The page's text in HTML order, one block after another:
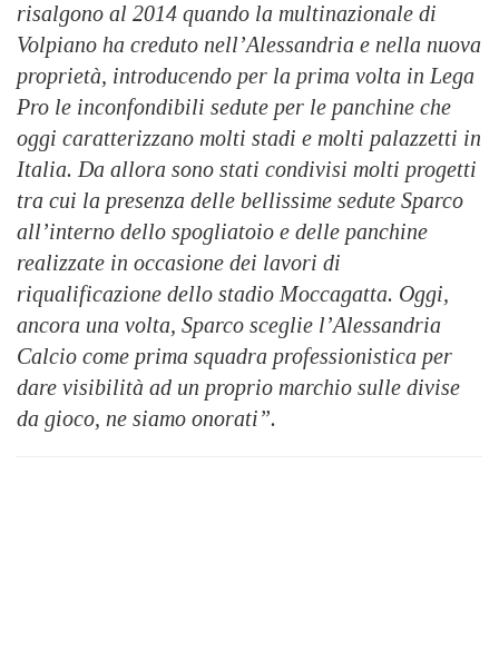
risalgono al 2014 quando la multinazionale di
Volpiano ha creduto nell’Alessandria e nella nuova
proprietà, introducendo per la prima volta in Lega
Pro le inconfondibili sedute per le panchine che
oggi caratterizzano molti stadi e molti palazzetti in
Italia. Da allora sono stati condivisi molti progetti
tra cui la presenza delle bellissime sedute Sparco
all’interno dello spogliatoio e delle panchine
realizzate in occasione dei lavori di
riqualificazione dello stadio Moccagatta. Oggi,
ancora una volta, Sparco sceglie l’Alessandria
Calcio come prima squadra professionistica per
dare visibilità ad un proprio marchio sulle divise
da gioco, ne siamo onorati”.